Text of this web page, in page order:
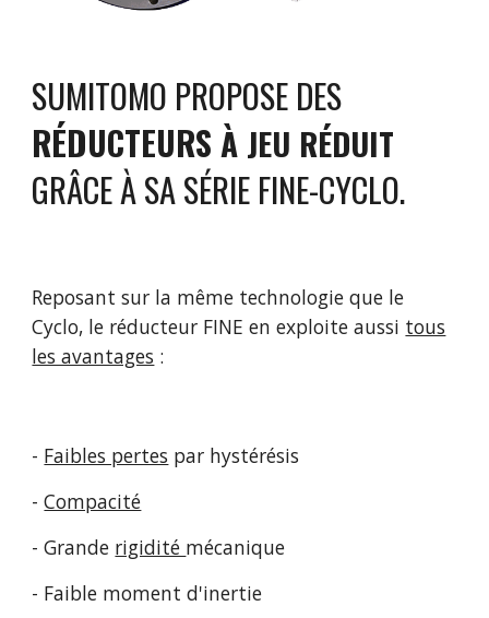
SUMITOMO PROPOSE DES
RÉDUCTEURSÀ JEU RÉDUIT
GRÂCE À SA SÉRIE FINE-CYCLO.
Reposant sur la même technologie que le
Cyclo, le réducteur FINE en exploiteaussi tous
les avantages :
- Faibles pertes par hystérésis
-Compacité
- Grande rigidité mécanique
- Faible moment d'inertie